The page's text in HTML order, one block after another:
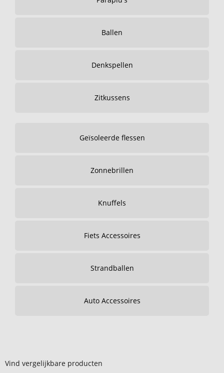
Ballen
Denkspellen
Zitkussens
Geïsoleerde flessen
Zonnebrillen
Knuffels
Fiets Accessoires
Strandballen
Auto Accessoires
Vind vergelijkbare producten